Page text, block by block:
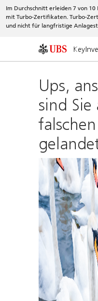
Im Durchschnitt erleiden 7 von
mit Turbo-Zertifikaten. Turbo-
und nicht für langfristige
Ups,
sind Sie